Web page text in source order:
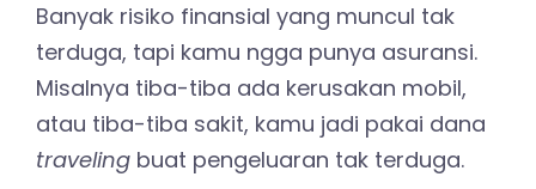
Banyak risiko finansial yang muncul tak
terduga, tapi kamu ngga punya asuransi.
Misalnya tiba-tiba ada kerusakan mobil,
atau tiba-tiba sakit, kamu jadi pakai dana
traveling buat pengeluaran tak terduga.